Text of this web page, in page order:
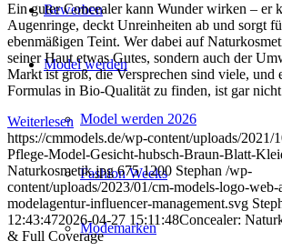
Bewerben
Model werden
Model werden 2026
Fashion Weeks
Modemarken
Ein guter Concealer kann Wunder wirken – er
Augenringe, deckt Unreinheiten ab und sorgt
ebenmäßigen Teint. Wer dabei auf
seiner Haut etwas Gutes, sondern auch der
Markt ist groß, die Versprechen sind viele, und
Formulas in Bio-Qualität zu finden, ist gar
Weiterlesen
https://cmmodels.de/wp-content/uploads/2021/
Pflege-Model-Gesicht-hubsch-Braun-Blatt-
Naturkosmetik.jpg 675 1200 Stephan /wp-
content/uploads/2023/01/cm-models-logo-web-
modelagentur-influencer-management.svg
12:43:472026-04-27 15:11:48Concealer:
& Full Coverage